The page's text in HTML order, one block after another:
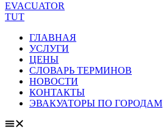
EVACUATOR
TUT
ГЛАВНАЯ
УСЛУГИ
ЦЕНЫ
СЛОВАРЬ ТЕРМИНОВ
НОВОСТИ
КОНТАКТЫ
ЭВАКУАТОРЫ ПО ГОРОДАМ